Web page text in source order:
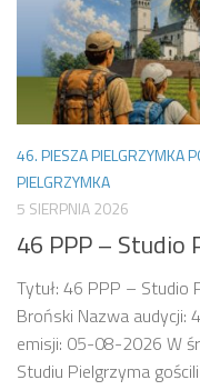
46. PIESZA PIELGRZYMKA
PIELGRZYMKA
5 SIERPNIA 2026
46 PPP – Studio
Tytuł: 46 PPP – Studio
Broński Nazwa audycji:
emisji: 05-08-2026 W
Studiu Pielgrzyma